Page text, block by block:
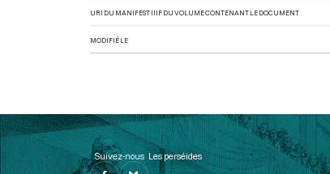
URI DU MANIFEST IIIF DU VOLUME CONTENANT LE DOCUMENT
MODIFIÉ LE
Suivez-nous Les perséides